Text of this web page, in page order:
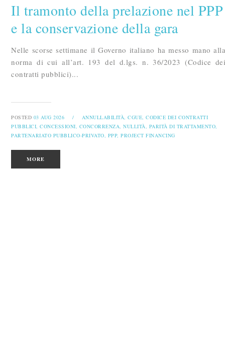
Il tramonto della prelazione nel PPP
e la conservazione della gara
Nelle scorse settimane il Governo italiano ha messo mano
norma di cui all’art. 193 del d.lgs. n. 36/2023 (Codice
contratti pubblici)...
POSTED 03 AUG 2026 / ANNULLABILITÀ, CGUE, CODICE DEI CONTRATTI
PUBBLICI, CONCESSIONI, CONCORRENZA, NULLITÀ, PARITÀ DI TRATTAMENTO,
PARTENARIATO PUBBLICO-PRIVATO, PPP, PROJECT FINANCING
MORE